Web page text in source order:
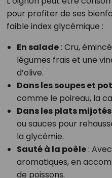
pour profiter de ses
faible index glycémique :
En salade: Cru,
légumes frais et une
d’olive.
Dans les soupes et
comme le poireau, la
Dans les plats mijotés
ou sauces pour
la glycémie.
Sauté à la poêle:
aromatiques, en
de poissons.